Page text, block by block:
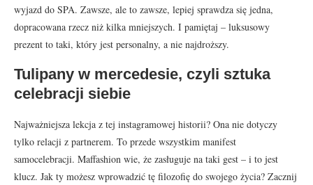
wyjazd do SPA. Zawsze, ale to zawsze, lepiej sprawdza się jedna,
dopracowana rzecz niż kilka mniejszych. I pamiętaj – luksusowy
prezent to taki, który jest personalny, a nie najdroższy.
Tulipany w mercedesie, czyli sztuka
celebracji siebie
Najważniejsza lekcja z tej instagramowej historii? Ona nie dotyczy
tylko relacji z partnerem. To przede wszystkim manifest
samocelebracji. Maffashion wie, że zasługuje na taki gest – i to jest
klucz. Jak ty możesz wprowadzić tę filozofię do swojego życia? Zacznij